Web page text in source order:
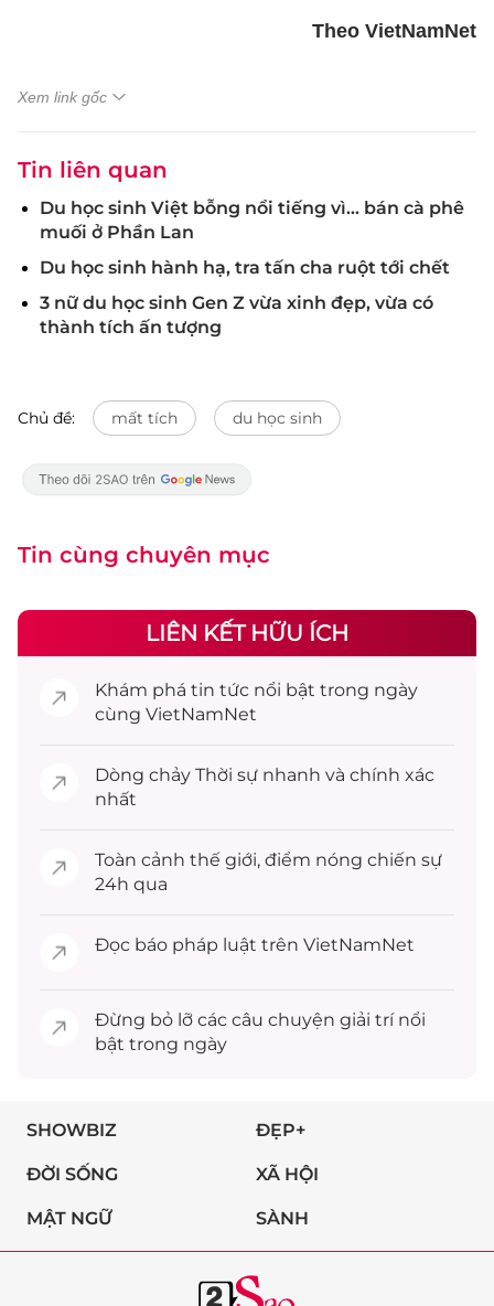
Theo VietNamNet
Xem link gốc
Tin liên quan
Du học sinh Việt bỗng nổi tiếng vì… bán cà phê
muối ở Phần Lan
Du học sinh hành hạ, tra tấn cha ruột tới chết
3 nữ du học sinh Gen Z vừa xinh đẹp, vừa có
thành tích ấn tượng
Chủ đề: mất tích du học sinh
Tin cùng chuyên mục
LIÊN KẾT HỮU ÍCH
Khám phá tin tức nổi bật trong ngày
cùng VietNamNet
Dòng chảy Thời sự nhanh và chính xác
nhất
Toàn cảnh thế giới, điểm nóng chiến sự
24h qua
Đọc báo pháp luật trên VietNamNet
Đừng bỏ lỡ các câu chuyện giải trínổi
bật trong ngày
SHOWBIZ ĐẸP+
ĐỜI SỐNG XÃ HỘI
MẬT NGỮ SÀNH